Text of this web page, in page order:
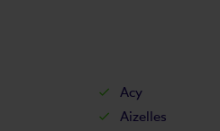
Acy
Aizelles